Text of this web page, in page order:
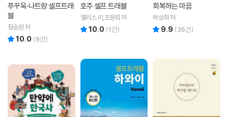
푸꾸옥·나트랑 셀프트래
블
정승원 저
10.0 (9건)
호주 셀프 트래블
앨리스 리,조윤희 저
10.0 (1건)
회복하는 마음
박상희 저
9.9 (36건)